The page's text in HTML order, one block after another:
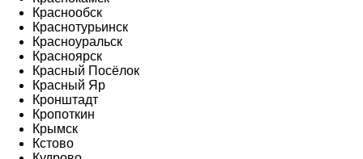
Краснообск
Краснотурьинск
Красноуральск
Красноярск
Красный Посёлок
Красный Яр
Кронштадт
Кропоткин
Крымск
Кстово